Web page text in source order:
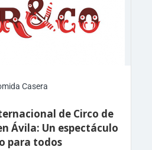
Casera
de Circo de
Ávila: Un espectáculo
para todos